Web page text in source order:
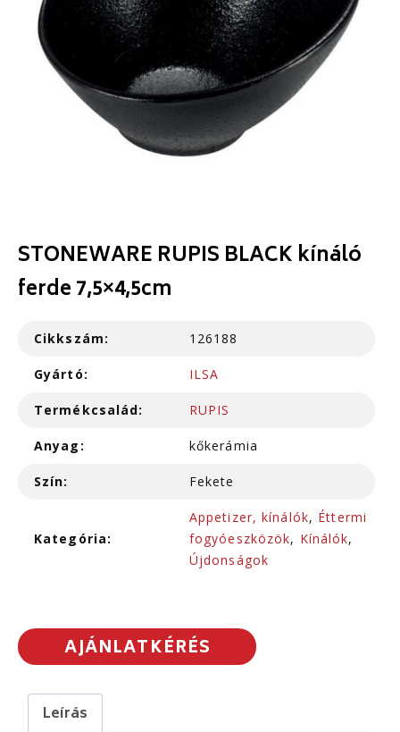
STONEWARE RUPIS BLACK kínáló
ferde 7,5×4,5cm
Cikkszám: 126188
Gyártó: ILSA
Termékcsalád: RUPIS
Anyag: kőkerámia
Szín: Fekete
Kategória:
Appetizer, kínálók, Éttermi
fogyóeszközök, Kínálók,
Újdonságok
AJÁNLATKÉRÉS
Leírás